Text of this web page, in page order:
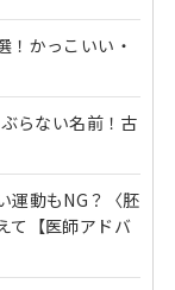
！かっこいい・
らない名前！古
運動もNG？〈胚
て【医師アドバ